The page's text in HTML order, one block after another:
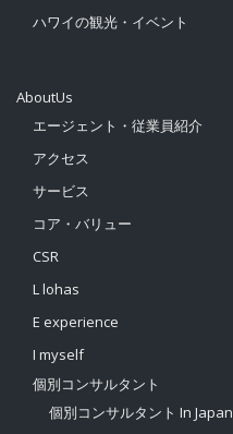
ハワイの観光・イベント
AboutUs
エージェント・従業員紹介
アクセス
サービス
コア・バリュー
CSR
L lohas
E experience
I myself
個別コンサルタント
個別コンサルタント In Japan